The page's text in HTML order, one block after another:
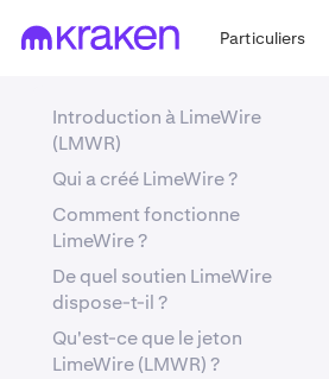
Particuliers
Introduction à LimeWire
(LMWR)
Qui a créé LimeWire ?
Comment fonctionne
LimeWire ?
De quel soutien LimeWire
dispose-t-il ?
Qu'est-ce que le jeton
LimeWire (LMWR) ?